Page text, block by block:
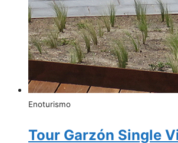
Enoturismo
Tour Garzón Single